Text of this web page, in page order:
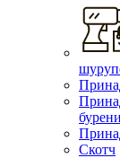
Скотч